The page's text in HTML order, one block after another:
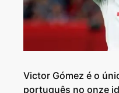
Victor Gómez é o
português no onze